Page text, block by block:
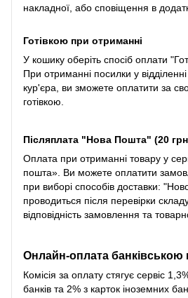
накладної, або сповіщення в
Готівкою при отриманні
У кошику оберіть спосіб оплати
При отриманні посилки у
кур'єра, ви зможете оплатити за
готівкою.
Післяплата "Нова Пошта" (20 грн.
Оплата при отриманні товару у
пошта». Ви можете оплатити
при виборі способів доставки:
проводиться після перевірки
відповідність замовлення та
Онлайн-оплата банківською
Комісія за оплату стягує сервіс
банків та 2% з карток іноземних